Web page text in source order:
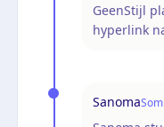
GeenStijl
hyperlink
Sanoma